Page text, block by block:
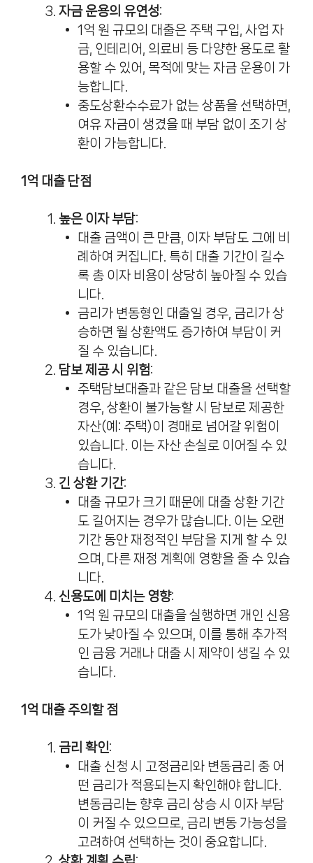
자금 운용의 유연성:
1억 원 규모의 대출은 주택 구입, 사업 자
금, 인테리어, 의료비 등 다양한 용도로 활
용할 수 있어, 목적에 맞는 자금 운용이 가
능합니다.
중도상환수수료가 없는 상품을 선택하면,
여유 자금이 생겼을 때 부담 없이 조기 상
환이 가능합니다.
1억 대출 단점
높은 이자 부담:
대출 금액이 큰 만큼, 이자 부담도 그에 비
례하여 커집니다. 특히 대출 기간이 길수
록 총 이자 비용이 상당히 높아질 수 있습
니다.
금리가 변동형인 대출일 경우, 금리가 상
승하면 월 상환액도 증가하여 부담이 커
질 수 있습니다.
담보 제공 시 위험:
주택담보대출과 같은 담보 대출을 선택할
경우, 상환이 불가능할 시 담보로 제공한
자산(예: 주택)이 경매로 넘어갈 위험이
있습니다. 이는 자산 손실로 이어질 수 있
습니다.
긴 상환 기간:
대출 규모가 크기 때문에 대출 상환 기간
도 길어지는 경우가 많습니다. 이는 오랜
기간 동안 재정적인 부담을 지게 할 수 있
으며, 다른 재정 계획에 영향을 줄 수 있습
니다.
신용도에 미치는 영향:
1억 원 규모의 대출을 실행하면 개인 신용
도가 낮아질 수 있으며, 이를 통해 추가적
인 금융 거래나 대출 시 제약이 생길 수 있
습니다.
1억 대출 주의할 점
금리 확인:
대출 신청 시 고정금리와 변동금리 중 어
떤 금리가 적용되는지 확인해야 합니다.
변동금리는 향후 금리 상승 시 이자 부담
이 커질 수 있으므로, 금리 변동 가능성을
고려하여 선택하는 것이 중요합니다.